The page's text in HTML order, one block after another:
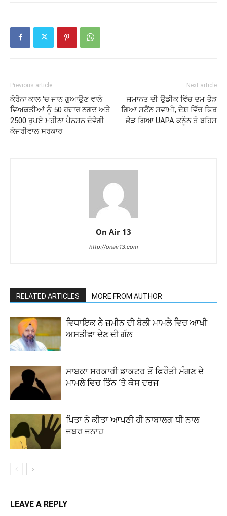
Previous article
ਕੋਰੋਨਾ ਕਾਲ ‘ਚ ਜਾਨ ਗੁਆਉਣ ਵਾਲੇ
ਵਿਅਕਤੀਆਂ ਨੂੰ 50 ਹਜ਼ਾਰ ਨਗਦ ਅਤੇ
2500 ਰੁਪਏ ਮਹੀਨਾ ਪੈਨਸ਼ਨ ਦੇਵੇਗੀ
ਕੇਜਰੀਵਾਲ ਸਰਕਾਰ
Next article
ਜ਼ਮਾਨਤ ਦੀ ਉਡੀਕ ਵਿੱਚ ਦਮ ਤੋੜ
ਗਿਆ ਸਟੈਂਨ ਸਵਾਮੀ, ਦੇਸ਼ ਵਿੱਚ ਫਿਰ
ਛੇੜ ਗਿਆ UAPA ਕਨੂੰਨ ਤੇ ਬਹਿਸ
On Air 13
http://onair13.com
RELATED ARTICLES MORE FROM AUTHOR
ਵਿਧਾਇਕ ਨੇ ਜ਼ਮੀਨ ਦੀ ਬੋਲੀ ਮਾਮਲੇ ਵਿਚ ਆਖੀ
ਅਸਤੀਫਾ ਦੇਣ ਦੀ ਗੱਲ
ਸਾਬਕਾ ਸਰਕਾਰੀ ਡਾਕਟਰ ਤੋਂ ਫਿਰੌਤੀ ਮੰਗਣ ਦੇ
ਮਾਮਲੇ ਵਿਚ ਤਿੰਨ ‘ਤੇ ਕੇਸ ਦਰਜ
ਪਿਤਾ ਨੇ ਕੀਤਾ ਆਪਣੀ ਹੀ ਨਾਬਾਲਗ ਧੀ ਨਾਲ
ਜਬਰ ਜਨਾਹ
LEAVE A REPLY